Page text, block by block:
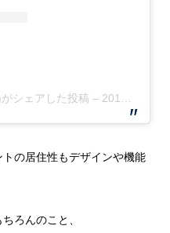
シェアした投稿 – 2019年11月月5日午後2時28分PST
の居住性もデザインや機能
ろんのこと、